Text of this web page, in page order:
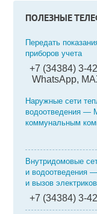
ПОЛЕЗНЫЕ
Передать
приборов учета
+7 (34384) 3-
WhatsApp,
Наружные сети
водоотведения —
коммунальным
Внутридомовые
и водоотведения
и вызов электриков
+7 (34384) 3-